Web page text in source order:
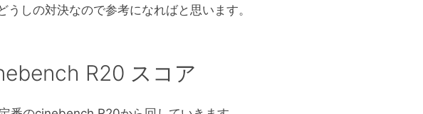
うしの対決なので参考になればと思います。
R20 スコア